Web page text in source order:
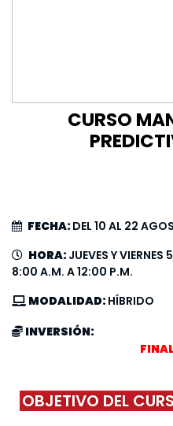
CURSO
FECHA:DEL 10 AL 22
HORA:JUEVES Y
8:00 A.M. A 12:00 P.M.
MODALIDAD:HÍBRIDO
INVERSIÓN:
OBJETIVO DEL